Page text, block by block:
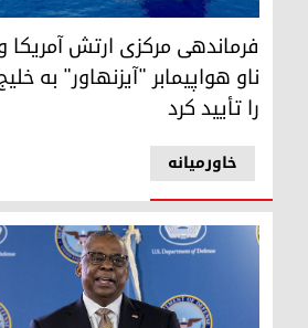
ناو هواپیمابر آیزنهاور
خاورمیانه
فرماندهی مرکزی ارتش آمریکا
ناو هواپیمابر "آیزنهاور" به
را تأیید کرد